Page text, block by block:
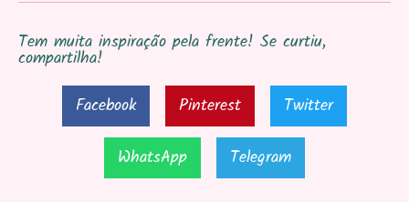
Tem muita inspiração pela frente! Se curtiu,
compartilha!
Facebook
Pinterest
Twitter
WhatsApp
Telegram